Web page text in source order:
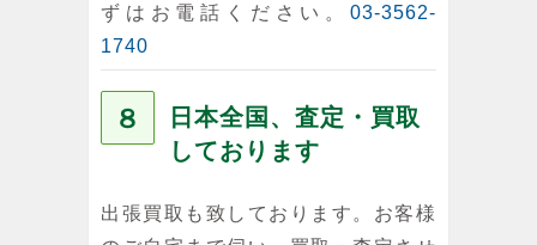
ずはお電話ください。 03-3562-
1740
８
日本全国、査定・買取
しております
出張買取も致しております。お客様